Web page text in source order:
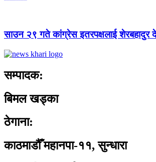
साउन २९ गते कांग्रेस इतरपक्षलाई शेरबहादुर
सम्पादक:
बिमल खड्का
ठेगाना:
काठमाडौँ महानपा-११, सुन्धारा